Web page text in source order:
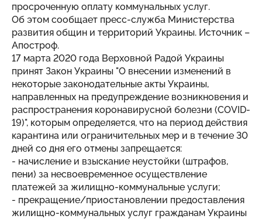
просроченную оплату коммунальных услуг.
Об этом сообщает пресс-служба Министерства
развития общин и территорий Украины. Источник –
Апостроф.
17 марта 2020 года Верховной Радой Украины
принят Закон Украины "О внесении изменений в
некоторые законодательные акты Украины,
направленных на предупреждение возникновения и
распространения коронавирусной болезни (COVID-
19)", которым определяется, что на период действия
карантина или ограничительных мер и в течение 30
дней со дня его отмены запрещается:
- начисление и взыскание неустойки (штрафов,
пени) за несвоевременное осуществление
платежей за жилищно-коммунальные услуги;
- прекращение/приостановлении предоставления
жилищно-коммунальных услуг гражданам Украины